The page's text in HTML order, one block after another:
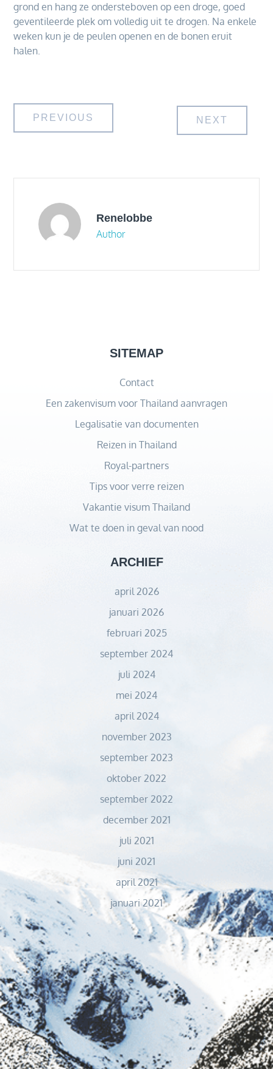
grond en hang ze ondersteboven op een droge, goed
geventileerde plek om volledig uit te drogen. Na enkele
weken kun je de peulen openen en de bonen eruit
halen.
Bericht
PREVIOUS NEXT
Renelobbe
Author
SITEMAP
Contact
Een zakenvisum voor Thailand aanvragen
Legalisatie van documenten
Reizen in Thailand
Royal-partners
Tips voor verre reizen
Vakantie visum Thailand
Wat te doen in geval van nood
ARCHIEF
april 2026
januari 2026
februari 2025
september 2024
juli 2024
mei 2024
april 2024
november 2023
september 2023
oktober 2022
september 2022
december 2021
juli 2021
juni 2021
april 2021
januari 2021